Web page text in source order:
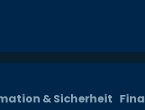
& Sicherheit